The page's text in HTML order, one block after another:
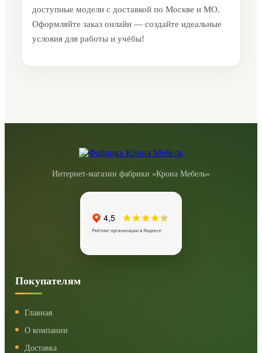
доступные модели с доставкой по Москве и МО.
Оформляйте заказ онлайн — создайте идеальные
условия для работы и учёбы!
Интернет-магазин фабрики «Крона Мебель»
Покупателям
Главная
О компании
Доставка